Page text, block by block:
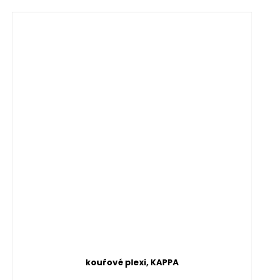
kouřové plexi, KAPPA